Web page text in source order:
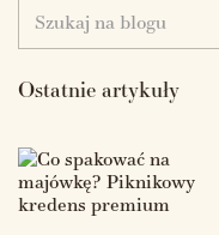
Ostatnie artykuły